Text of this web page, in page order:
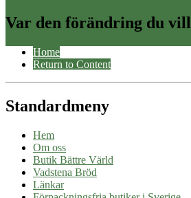
Var den förändring du vill
Home
Return to Content
Standardmeny
Hem
Om oss
Butik Bättre Värld
Vadstena Bröd
Länkar